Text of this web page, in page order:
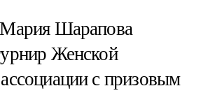
Мария Шарапова
Женской
с призовым